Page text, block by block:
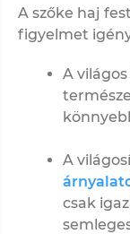
A szőke haj
figyelmet
A
A
csak